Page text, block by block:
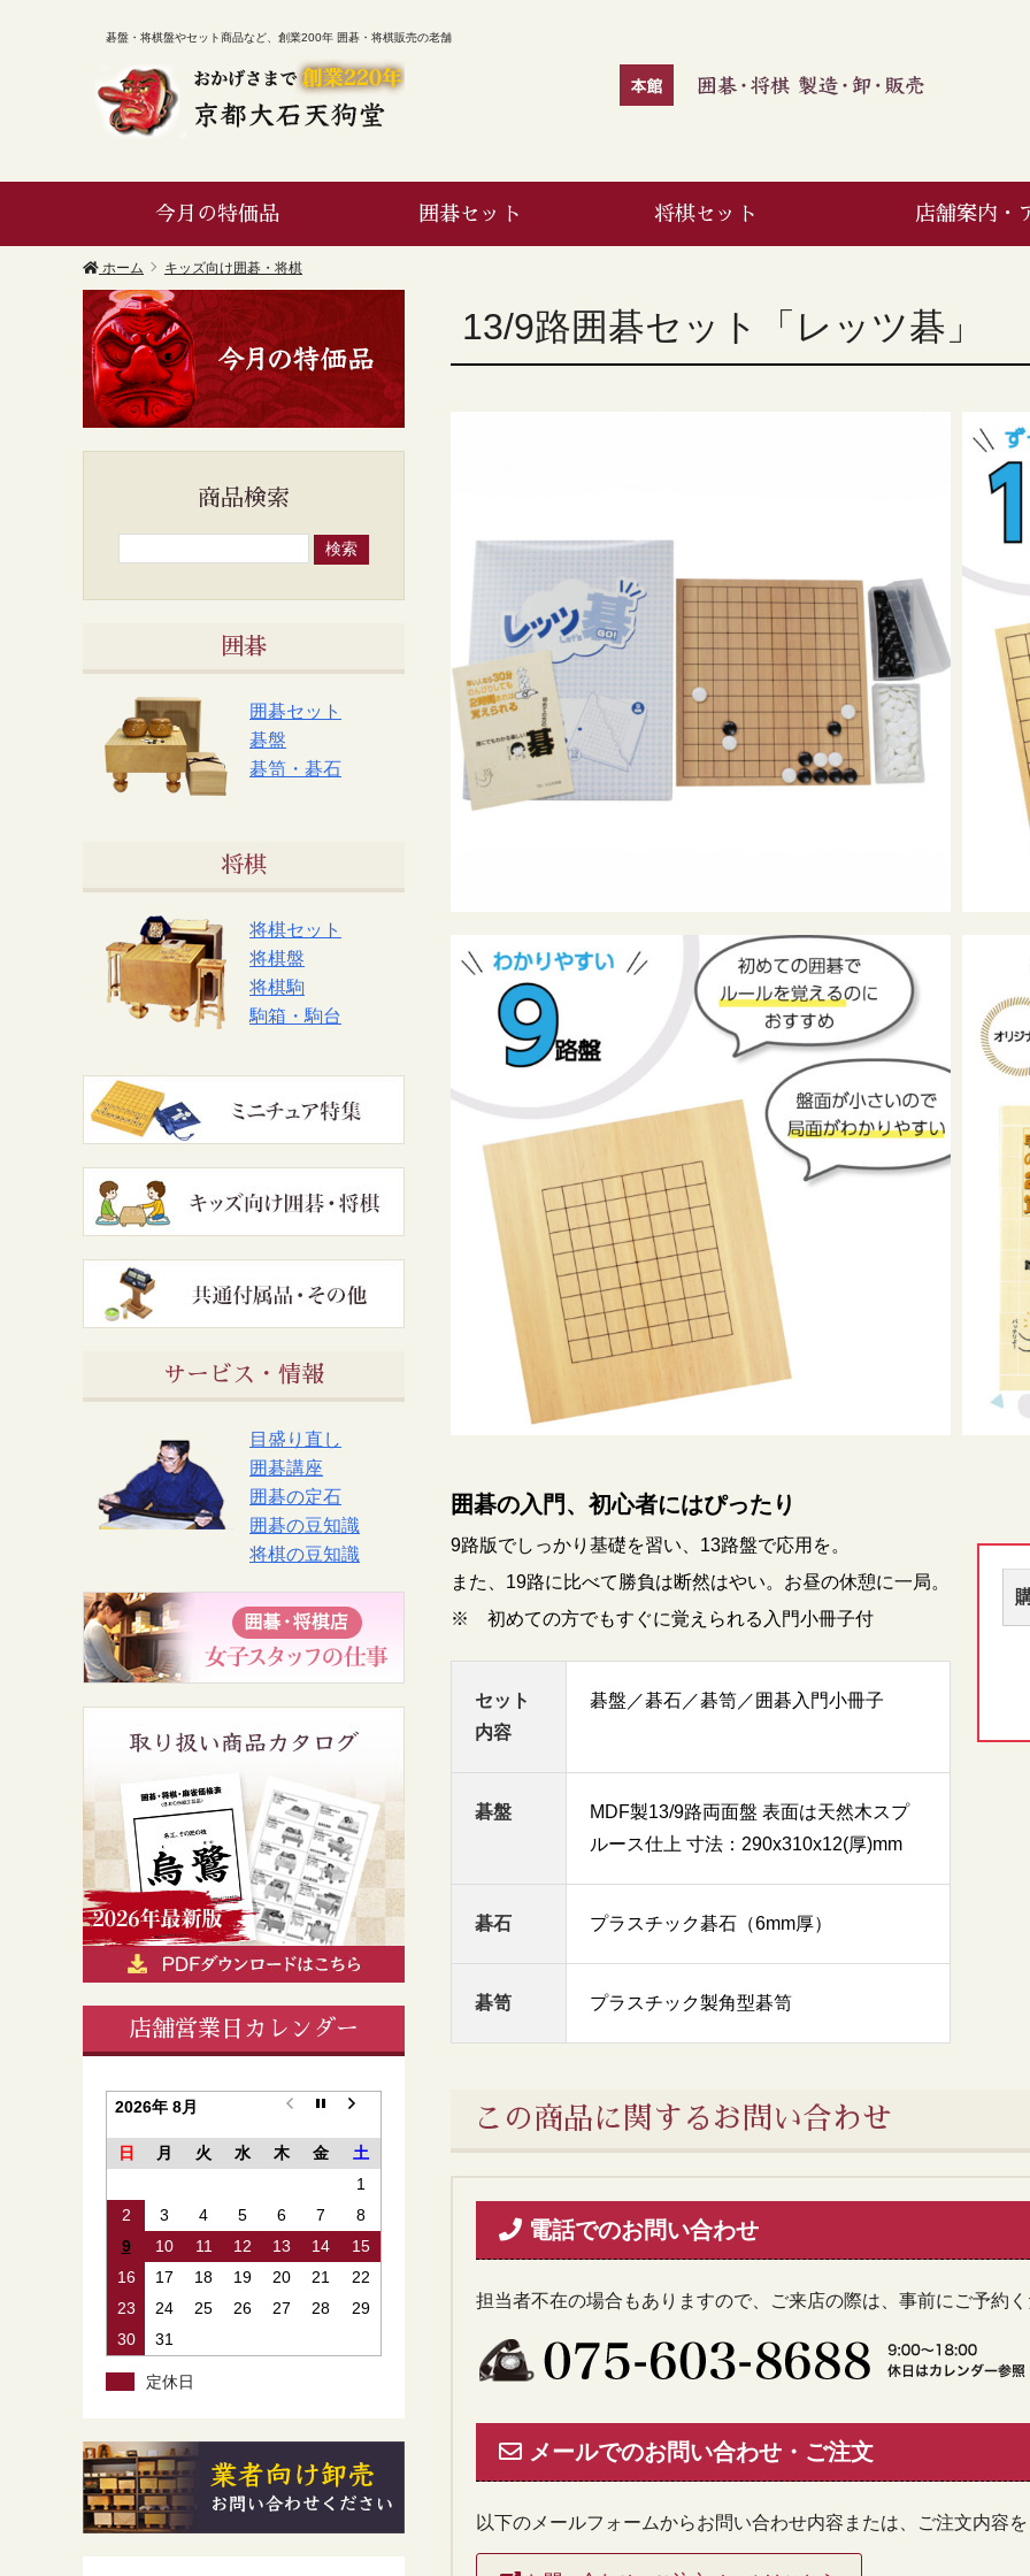
碁盤・将棋盤やセット商品など、創業200年 囲碁・将棋販売の老舗
今月の特価品 囲碁セット 将棋セット 店舗案内・
ホーム キッズ向け囲碁・将棋
13/9路囲碁セット「レッツ碁」
囲碁の入門、初心者にはぴったり
9路版でしっかり基礎を習い、13路盤で応用を。
また、19路に比べて勝負は断然はやい。お昼の休憩に一局。
※ 初めての方でもすぐに覚えられる入門小冊子付
セット
内容
碁盤／碁石／碁笥／囲碁入門小冊子
碁盤
MDF製13/9路両面盤 表面は天然木スプ
ルース仕上 寸法：290x310x12(厚)mm
碁石 プラスチック碁石（6mm厚）
碁笥 プラスチック製角型碁笥
この商品に関するお問い合わせ
電話でのお問い合わせ
担当者不在の場合もありますので、ご来店の際は、事前にご予約
メールでのお問い合わせ・ご注文
以下のメールフォームからお問い合わせ内容または、ご注文内容
商品検索
囲碁
囲碁セット
碁盤
碁笥・碁石
将棋
将棋セット
将棋盤
将棋駒
駒箱・駒台
サービス・情報
目盛り直し
囲碁講座
囲碁の定石
囲碁の豆知識
将棋の豆知識
店舗営業日カレンダー
2026年 8月
日 月 火 水 木 金
土
1
2
3 4 5 6 7
8
9
10 11 12 13 14
15
16
17 18 19 20 21
22
23
24 25 26 27 28
29
30
31
定休日